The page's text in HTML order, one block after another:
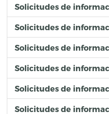
Solicitudes de
Solicitudes de
Solicitudes de
Solicitudes de
Solicitudes de
Solicitudes de